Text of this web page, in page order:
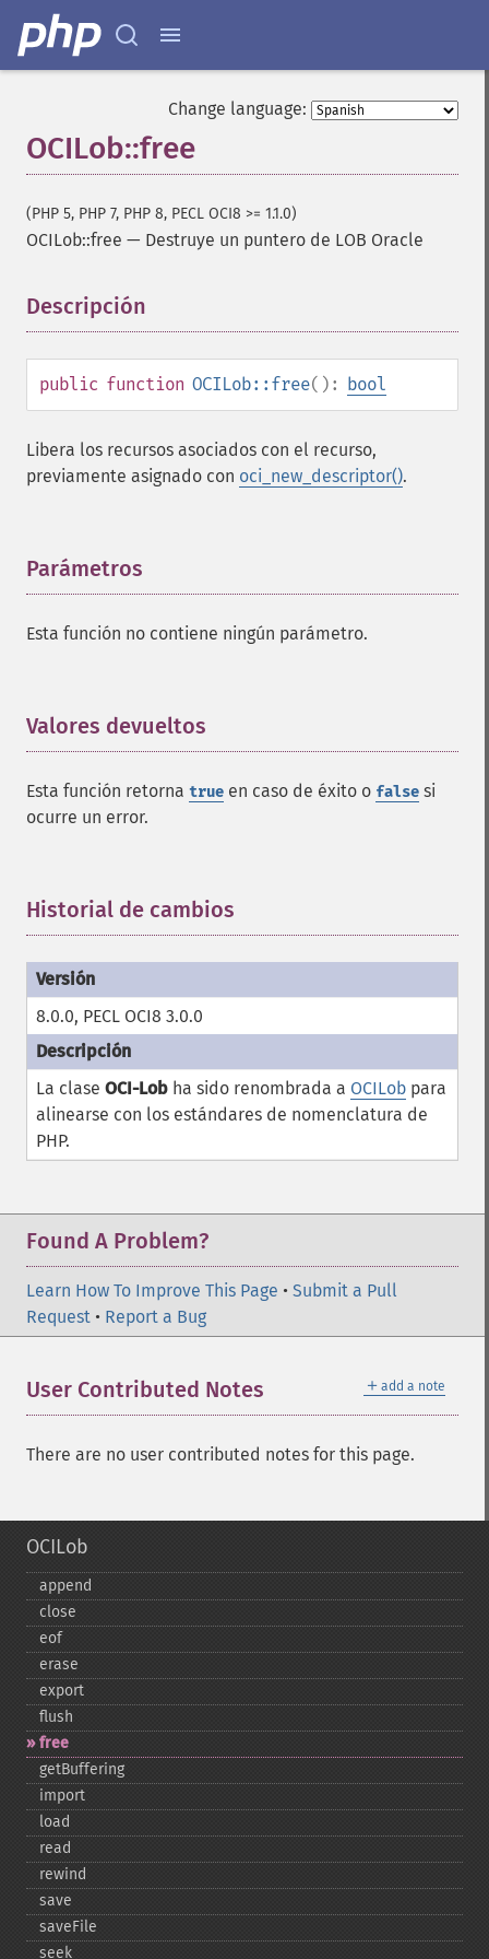
Change language:
OCILob::free
(PHP 5, PHP 7, PHP 8, PECL OCI8 >= 1.1.0)
OCILob::free — Destruye un puntero de LOB Oracle
Descripción
public function OCILob::free(): bool
Libera los recursos asociados con el recurso,
previamente asignado con oci_new_descriptor().
Parámetros
Esta función no contiene ningún parámetro.
Valores devueltos
Esta función retorna true en caso de éxito o false si
ocurre un error.
Historial de cambios
8.0.0, PECL OCI8 3.0.0
La clase OCI-Lob ha sido renombrada a OCILob para
alinearse con los estándares de nomenclatura de
PHP.
Found A Problem?
Learn How To Improve This Page • Submit a Pull
Request • Report a Bug
＋ add a note
User Contributed Notes
There are no user contributed notes for this page.
OCILob
append
close
eof
erase
export
flush
free
getBuffering
import
load
read
rewind
save
saveFile
seek